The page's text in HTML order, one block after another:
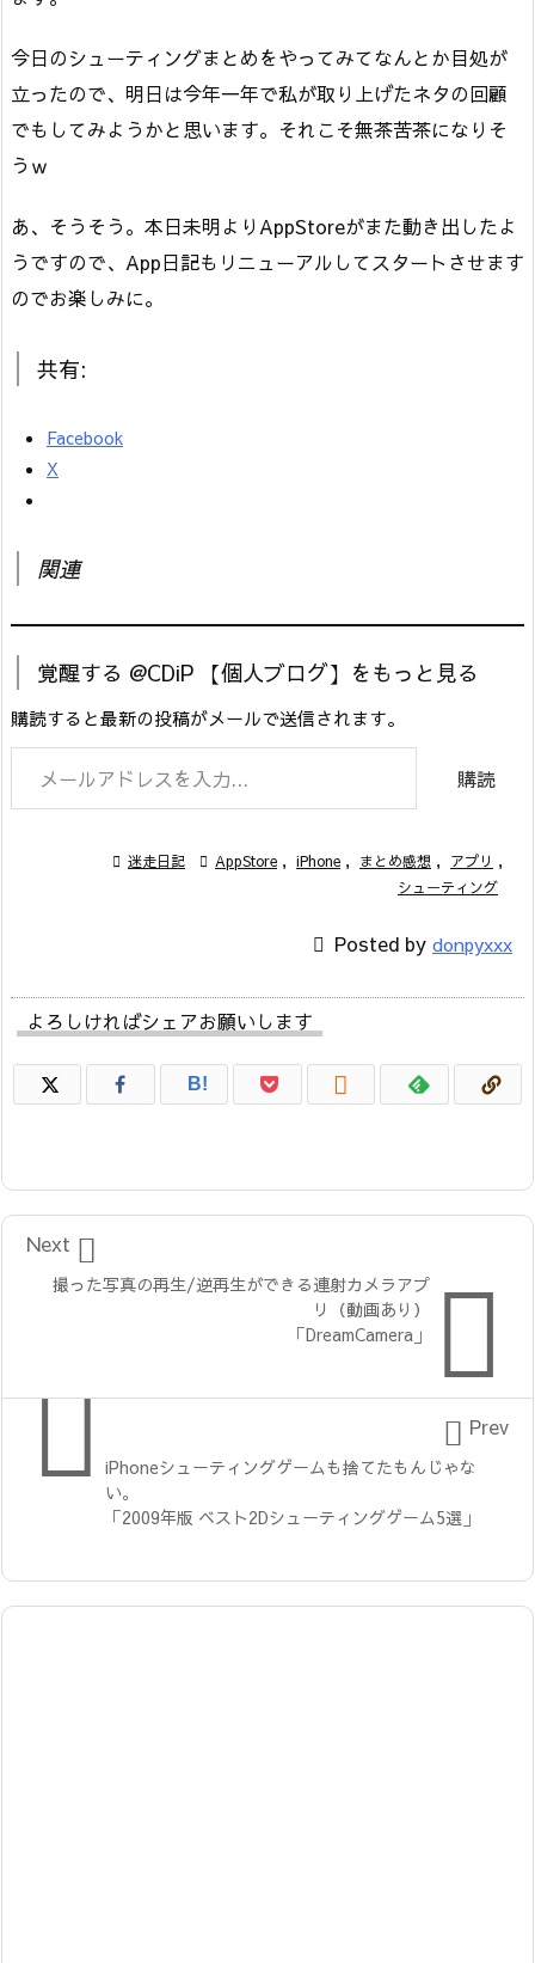
今日のシューティングまとめをやってみてなんとか目処が
立ったので、明日は今年一年で私が取り上げたネタの回顧
でもしてみようかと思います。それこそ無茶苦茶になりそ
うｗ
あ、そうそう。本日未明よりAppStoreがまた動き出したよ
うですので、App日記もリニューアルしてスタートさせます
のでお楽しみに。
共有:
Facebook
X
関連
覚醒する @CDiP 【個人ブログ】をもっと見る
購読すると最新の投稿がメールで送信されます。
メールアドレスを入力...
購読
 迷走日記  AppStore , iPhone , まとめ感想 , アプリ ,
シューティング
 Posted by donpyxxx
よろしければシェアお願いします
B! 

撮った写真の再生/逆再生ができる連射カメラアプ
リ（動画あり）
「DreamCamera」

Next
iPhoneシューティングゲームも捨てたもんじゃな
い。
「2009年版 ベスト2Dシューティングゲーム5選」
 Prev